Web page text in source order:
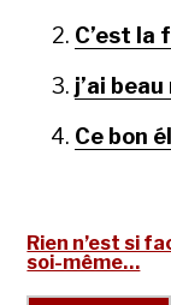
C’est la
j’ai
Ce bon
Rien n’est si
soi-même…